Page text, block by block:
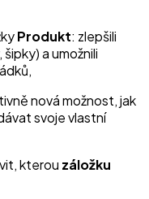
Produkt: zlepšili
a umožnili
nová možnost, jak
svoje vlastní
kterou záložku